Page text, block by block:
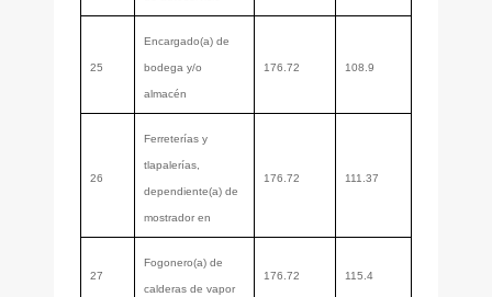
25
Encargado(a) de
bodega y/o
almacén
176.72 108.9
26
Ferreterías y
tlapalerías,
dependiente(a) de
mostrador en
176.72 111.37
27
Fogonero(a) de
calderas de vapor
176.72 115.4